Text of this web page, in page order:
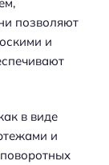
позволяют
и
в виде
и